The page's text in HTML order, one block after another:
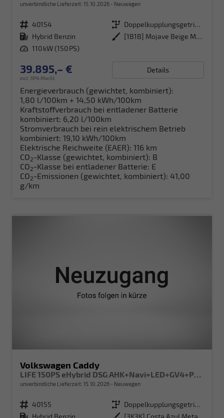
unverbindliche Lieferzeit: 15.10.2026 Neuwagen
Fahrzeugnr. 40154 Getriebe
Doppelkupplungsgetriebe (DSG)
Kraftstoff Hybrid Benzin Außenfarbe
[1B1B] Mojave Beige Metallic
Leistung 110 kW (150 PS)
39.895,– €
incl. 19% MwSt.
Details
Energieverbrauch (gewichtet, kombiniert):
1,80 l/100km + 14,50 kWh/100km
Kraftstoffverbrauch bei entladener Batterie
kombiniert: 6,20 l/100km
Stromverbrauch bei rein elektrischem Betrieb
kombiniert: 19,10 kWh/100km
Elektrische Reichweite (EAER): 116 km
CO2-Klasse (gewichtet, kombiniert): B
CO2-Klasse bei entladener Batterie: E
CO2-Emissionen (gewichtet, kombiniert): 41,00
g/km
Volkswagen Caddy
LIFE 150PS eHybrid DSG AHK+Navi+LED+GV4+PDC+Sitzheiz+App-Connect
unverbindliche Lieferzeit: 15.10.2026 Neuwagen
Fahrzeugnr. 40155 Getriebe
Doppelkupplungsgetriebe (DSG)
Kraftstoff Hybrid Benzin Außenfarbe
[3K3K] Costa Azul Metallic